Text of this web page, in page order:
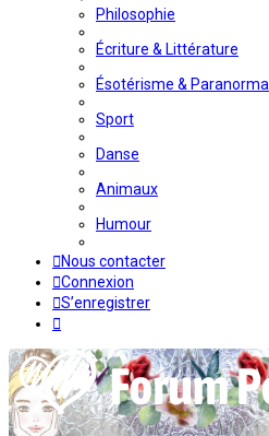
Philosophie
Écriture & Littérature
Ésotérisme & Paranormal
Sport
Danse
Animaux
Humour
Nous contacter
Connexion
S’enregistrer